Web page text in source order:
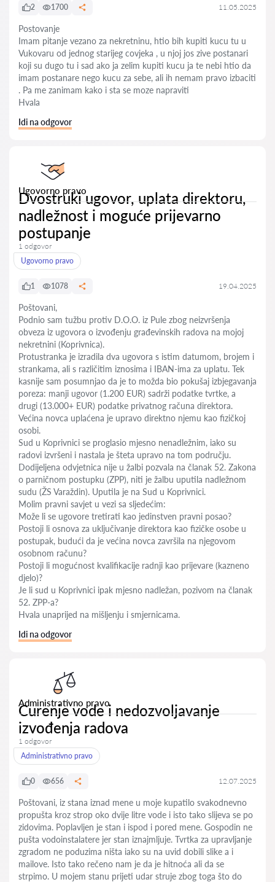
2 1700 11.05.2025
Postovanje
Imam pitanje vezano za nekretninu, htio bih kupiti kucu tu u
Vukovaru od jednog starijeg covjeka , u njoj jos zive postanari
koji su dugo tu i sad ako ja zelim kupiti kucu ja te nebi htio da
imam postanare nego kucu za sebe, ali ih nemam pravo izbaciti
. Pa me zanimam kako i sta se moze napraviti
Hvala
Idi na odgovor
Ugovorno pravo
Dvostruki ugovor, uplata direktoru,
nadležnost i moguće prijevarno
postupanje
1 odgovor
Ugovorno pravo
1 1078 19.04.2025
Poštovani,
Podnio sam tužbu protiv D.O.O. iz Pule zbog neizvršenja
obveza iz ugovora o izvođenju građevinskih radova na mojoj
nekretnini (Koprivnica).
Protustranka je izradila dva ugovora s istim datumom, brojem i
strankama, ali s različitim iznosima i IBAN-ima za uplatu. Tek
kasnije sam posumnjao da je to možda bio pokušaj izbjegavanja
poreza: manji ugovor (1.200 EUR) sadrži podatke tvrtke, a
drugi (13.000+ EUR) podatke privatnog računa direktora.
Većina novca uplaćena je upravo direktno njemu kao fizičkoj
osobi.
Sud u Koprivnici se proglasio mjesno nenadležnim, iako su
radovi izvršeni i nastala je šteta upravo na tom području.
Dodijeljena odvjetnica nije u žalbi pozvala na članak 52. Zakona
o parničnom postupku (ZPP), niti je žalbu uputila nadležnom
sudu (ŽS Varaždin). Uputila je na Sud u Koprivnici.
Molim pravni savjet u vezi sa sljedećim:
Može li se ugovore tretirati kao jedinstven pravni posao?
Postoji li osnova za uključivanje direktora kao fizičke osobe u
postupak, budući da je većina novca završila na njegovom
osobnom računu?
Postoji li mogućnost kvalifikacije radnji kao prijevare (kazneno
djelo)?
Je li sud u Koprivnici ipak mjesno nadležan, pozivom na članak
52. ZPP-a?
Hvala unaprijed na mišljenju i smjernicama.
Idi na odgovor
Administrativno pravo
Curenje vode i nedozvoljavanje
izvođenja radova
1 odgovor
Administrativno pravo
0 656 12.07.2025
Poštovani, iz stana iznad mene u moje kupatilo svakodnevno
propušta kroz strop oko dvije litre vode i isto tako slijeva se po
zidovima. Poplavljen je stan i ispod i pored mene. Gospodin ne
pušta vodoinstalatere jer stan iznajmljuje. Tvrtka za upravljanje
zgradom ne poduzima ništa iako su na uvid dobili slike a i
mailove. Isto tako rečeno nam je da je hitnoća ali da se
strpimo. U mojem stanu prijeti udar struje zbog toga što do